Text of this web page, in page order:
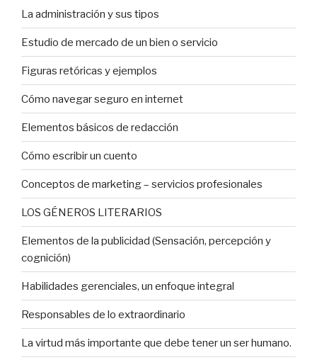
La administración y sus tipos
Estudio de mercado de un bien o servicio
Figuras retóricas y ejemplos
Cómo navegar seguro en internet
Elementos básicos de redacción
Cómo escribir un cuento
Conceptos de marketing – servicios profesionales
LOS GÉNEROS LITERARIOS
Elementos de la publicidad (Sensación, percepción y
cognición)
Habilidades gerenciales, un enfoque integral
Responsables de lo extraordinario
La virtud más importante que debe tener un ser humano.